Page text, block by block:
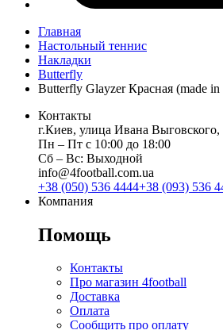
Главная
Настольный теннис
Накладки
Butterfly
Butterfly Glayzer Красная (made in
Контакты
г.Киев, улица Ивана Выговского,
Пн ‒ Пт с 10:00 до 18:00
Сб ‒ Вс: Выходной
info@4football.com.ua
+38 (050) 536 4444+38 (093) 536
Компания
Помощь
Контакты
Про магазин 4football
Доставка
Оплата
Сообщить про оплату